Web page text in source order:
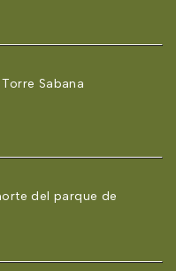
Sabana
del parque de